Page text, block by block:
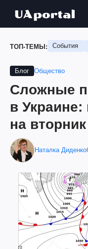
ТОП-ТЕМЫ: События
Блог Общество
Сложные
в Украине:
на вторник
Наталка Диденко